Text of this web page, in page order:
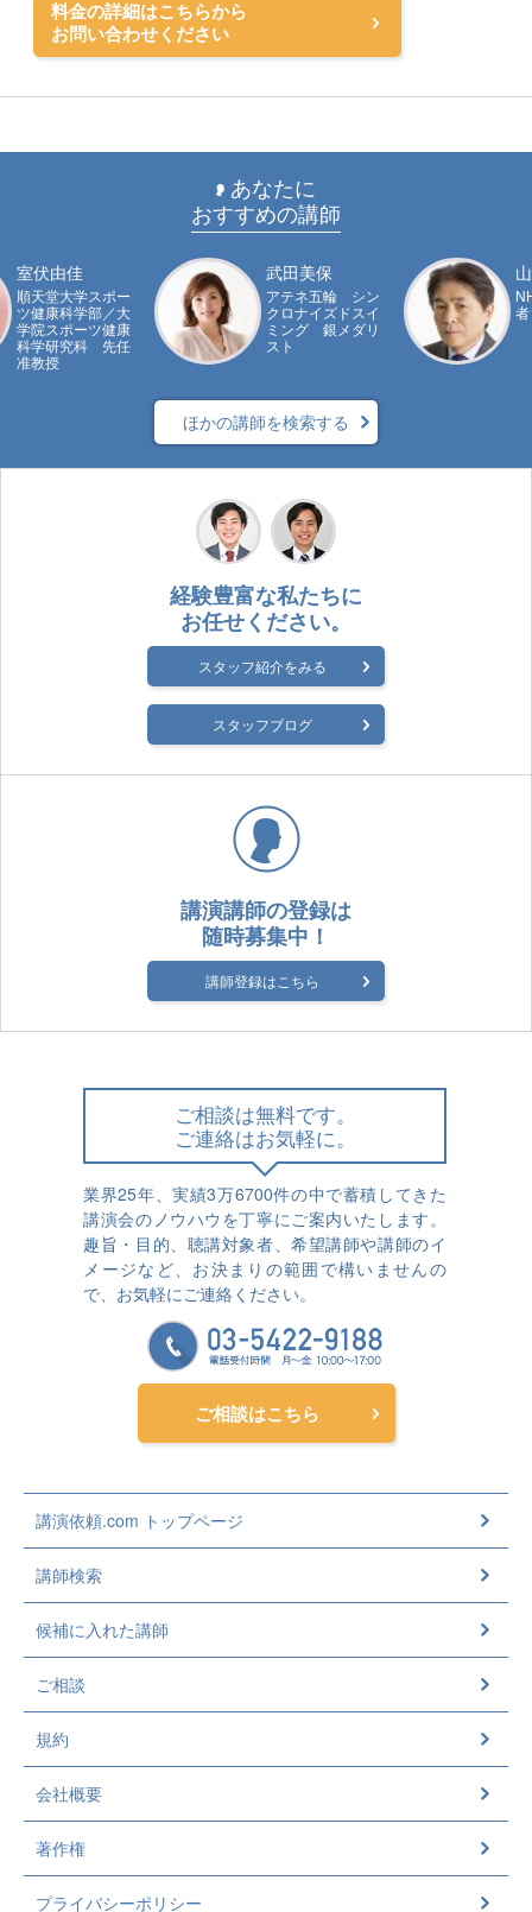
料金の詳細はこちらから
お問い合わせください
あなたに
おすすめの講師
室伏由佳
順天堂大学スポー
ツ健康科学部／大
学院スポーツ健康
科学研究科 先任
准教授
武田美保
アテネ五輪 シン
クロナイズドスイ
ミング 銀メダリ
スト
者
ほかの講師を検索する
経験豊富な私たちに
お任せください。
スタッフ紹介をみる
スタッフブログ
講演講師の登録は
随時募集中！
講師登録はこちら
ご相談は無料です。
ご連絡はお気軽に。
業界25年、実績3万6700件の中で蓄積してきた
講演会のノウハウを丁寧にご案内いたします。
趣旨・目的、聴講対象者、希望講師や講師のイ
メージなど、お決まりの範囲で構いませんの
で、お気軽にご連絡ください。
ご相談はこちら
講演依頼.com トップページ
講師検索
候補に入れた講師
ご相談
規約
会社概要
著作権
プライバシーポリシー